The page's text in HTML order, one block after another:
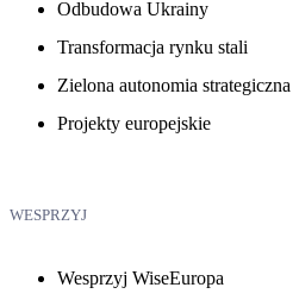
Odbudowa Ukrainy
Transformacja rynku stali
Zielona autonomia strategiczna
Projekty europejskie
WESPRZYJ
Wesprzyj WiseEuropa